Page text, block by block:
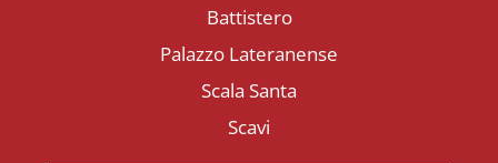
Battistero
Palazzo Lateranense
Scala Santa
Scavi